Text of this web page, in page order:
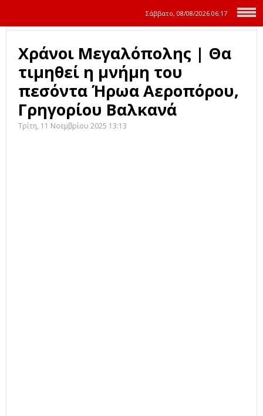
Σάββατο, 08/08/2026 06:17
Χράνοι Μεγαλόπολης | Θα
τιμηθεί η μνήμη του
πεσόντα Ήρωα Αεροπόρου,
Γρηγορίου Βαλκανά
Τρίτη, 11 Νοεμβρίου 2025 13:13